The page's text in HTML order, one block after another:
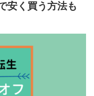
安く買う方法も